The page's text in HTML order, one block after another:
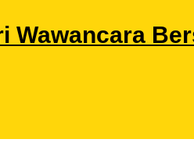
Wawancara